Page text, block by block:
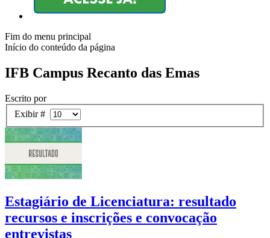
Fim do menu principal
Início do conteúdo da página
IFB Campus Recanto das Emas
Escrito por
Exibir #
Estagiário de Licenciatura: resultado
recursos e inscrições e convocação
entrevistas